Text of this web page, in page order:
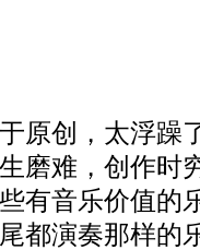
创，太浮躁
磨难，创作时
有音乐价值的
都演奏那样的